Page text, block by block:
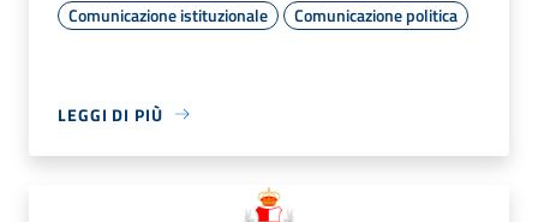
Comunicazione istituzionale Comunicazione politica
LEGGI DI PIÙ